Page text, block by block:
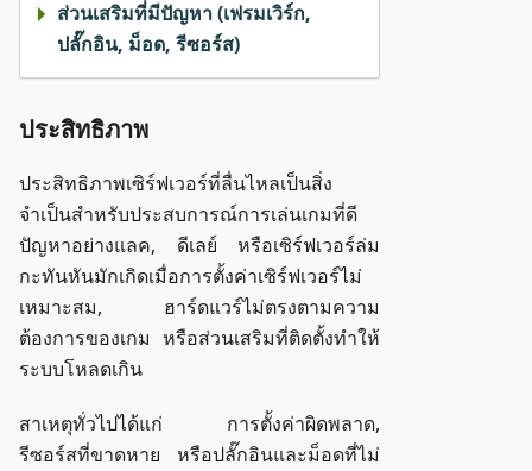
ส่วนเสริมที่มีปัญหา (เฟรมเวิร์ก,
ปลั๊กอิน, ม็อด, รีซอร์ส)
ประสิทธิภาพ
ประสิทธิภาพเซิร์ฟเวอร์ที่ลื่นไหลเป็นสิ่ง
จำเป็นสำหรับประสบการณ์การเล่นเกมที่ดี
ปัญหาอย่างแลค, ดีเลย์ หรือเซิร์ฟเวอร์ล่ม
กะทันหันมักเกิดเมื่อการตั้งค่าเซิร์ฟเวอร์ไม่
เหมาะสม, ฮาร์ดแวร์ไม่ตรงตามความ
ต้องการของเกม หรือส่วนเสริมที่ติดตั้งทำให้
ระบบโหลดเกิน
สาเหตุทั่วไปได้แก่ การตั้งค่าผิดพลาด,
รีซอร์สที่ขาดหาย หรือปลั๊กอินและม็อดที่ไม่